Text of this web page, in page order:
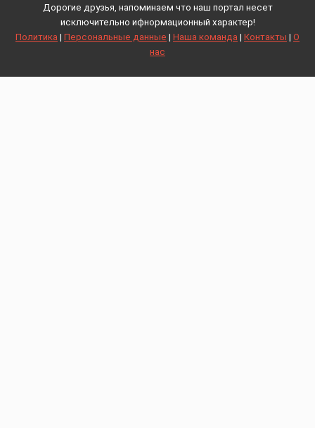
Дорогие друзья, напоминаем что наш портал несет
исключительно ифнормационный характер!
Политика | Персональные данные | Наша команда | Контакты | О
нас